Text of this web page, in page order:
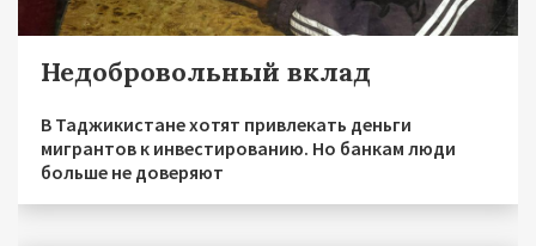
Недобровольный вклад
В Таджикистане хотят привлекать деньги
мигрантов к инвестированию. Но банкам люди
больше не доверяют